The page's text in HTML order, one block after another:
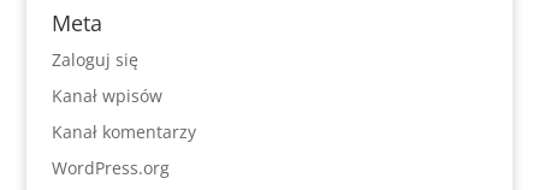
Meta
Zaloguj się
Kanał wpisów
Kanał komentarzy
WordPress.org